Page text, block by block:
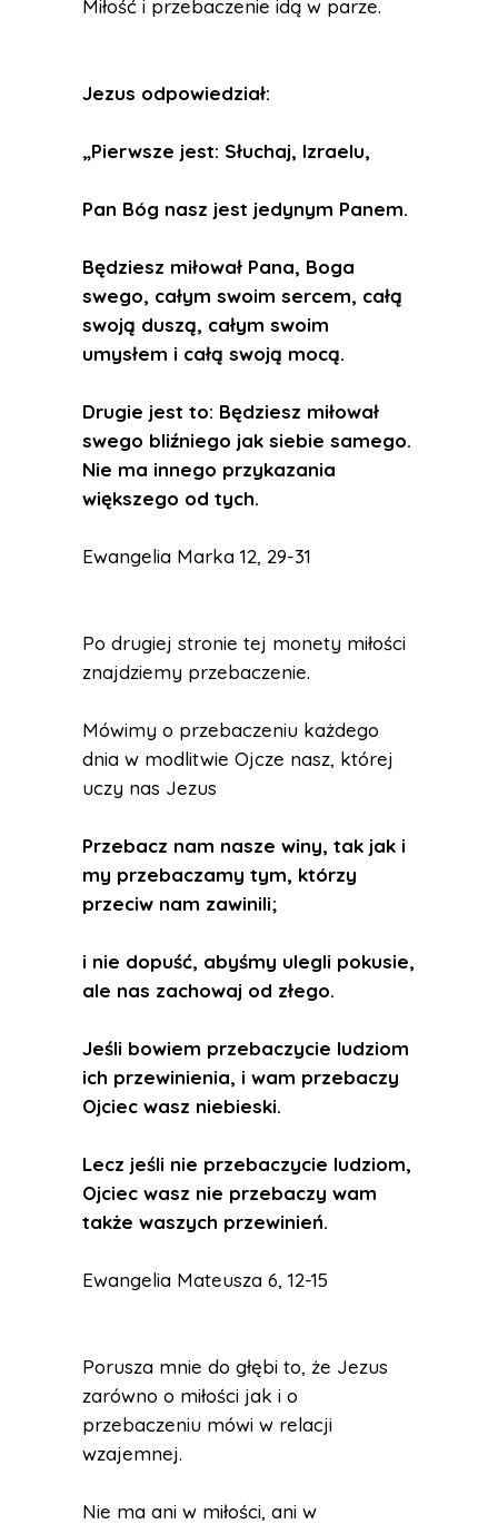
Miłość i przebaczenie idą w parze.
Jezus odpowiedział:
„Pierwsze jest: Słuchaj, Izraelu,
Pan Bóg nasz jest jedynym Panem.
Będziesz miłował Pana, Boga
swego, całym swoim sercem, całą
swoją duszą, całym swoim
umysłem i całą swoją mocą.
Drugie jest to: Będziesz miłował
swego bliźniego jak siebie samego.
Nie ma innego przykazania
większego od tych.
Ewangelia Marka 12, 29-31
Po drugiej stronie tej monety miłości
znajdziemy przebaczenie.
Mówimy o przebaczeniu każdego
dnia w modlitwie Ojcze nasz, której
uczy nas Jezus
Przebacz nam nasze winy, tak jak i
my przebaczamy tym, którzy
przeciw nam zawinili;
i nie dopuść, abyśmy ulegli pokusie,
ale nas zachowaj od złego.
Jeśli bowiem przebaczycie ludziom
ich przewinienia, i wam przebaczy
Ojciec wasz niebieski.
Lecz jeśli nie przebaczycie ludziom,
Ojciec wasz nie przebaczy wam
także waszych przewinień.
Ewangelia Mateusza 6, 12-15
Porusza mnie do głębi to, że Jezus
zarówno o miłości jak i o
przebaczeniu mówi w relacji
wzajemnej.
Nie ma ani w miłości, ani w